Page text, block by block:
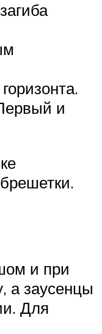
и
и при
а заусенцы
Для